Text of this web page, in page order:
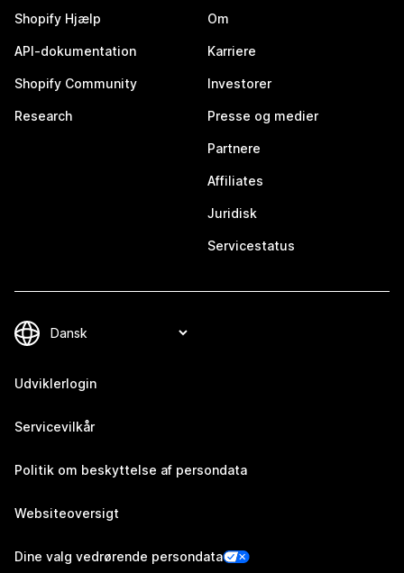
Shopify Hjælp
API-dokumentation
Shopify Community
Research
Om
Karriere
Investorer
Presse og medier
Partnere
Affiliates
Juridisk
Servicestatus
Udviklerlogin
Servicevilkår
Politik om beskyttelse af persondata
Websiteoversigt
Dine valg vedrørende persondata